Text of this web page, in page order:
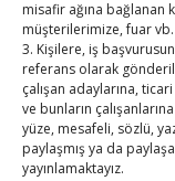
misafir ağına bağlanan
müşterilerimize, fuar
3. Kişilere, iş
referans olarak
çalışan adaylarına,
ve bunların
yüze, mesafeli, sözlü,
paylaşmış ya da
yayınlamaktayız.
TOBB Son
Kahramanmaraş
binası hizmete açıldı